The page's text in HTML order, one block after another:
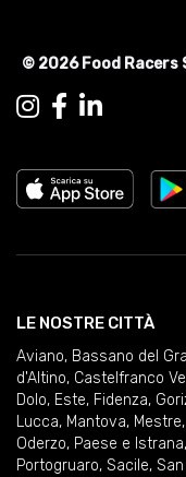
© 2026 Food Racers
LE NOSTRE CITTÀ
Aviano, Bassano del
d'Altino, Castelfranco
Dolo, Este, Fidenza,
Lucca, Mantova, Mestre,
Oderzo, Paese e Istrana,
Portogruaro, Sacile,